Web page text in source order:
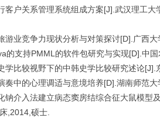
客户关系管理系统组成方案[J].武汉理工
游业竞争力现状分析与对策探讨[D].广西大
的支持PMML的软件包研究与实现[D].中国
学比较视野下的中韩史学比较研究述论[J].
奏中的心理调适与意境培养[D].湖南师范大
钠介入法建立病态窦房结综合征大鼠模型
,2014,硕士.